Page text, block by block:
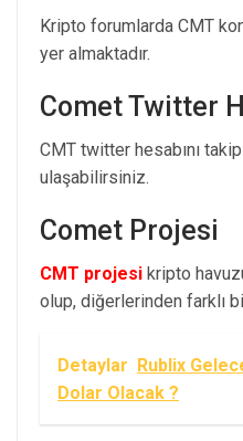
Kripto forumlarda CMT
yer almaktadır.
Comet Twitter
CMT twitter hesabını
ulaşabilirsiniz.
Comet Projesi
CMT projesi kripto
olup, diğerlerinden farklı
Detaylar Rublix
Dolar Olacak ?